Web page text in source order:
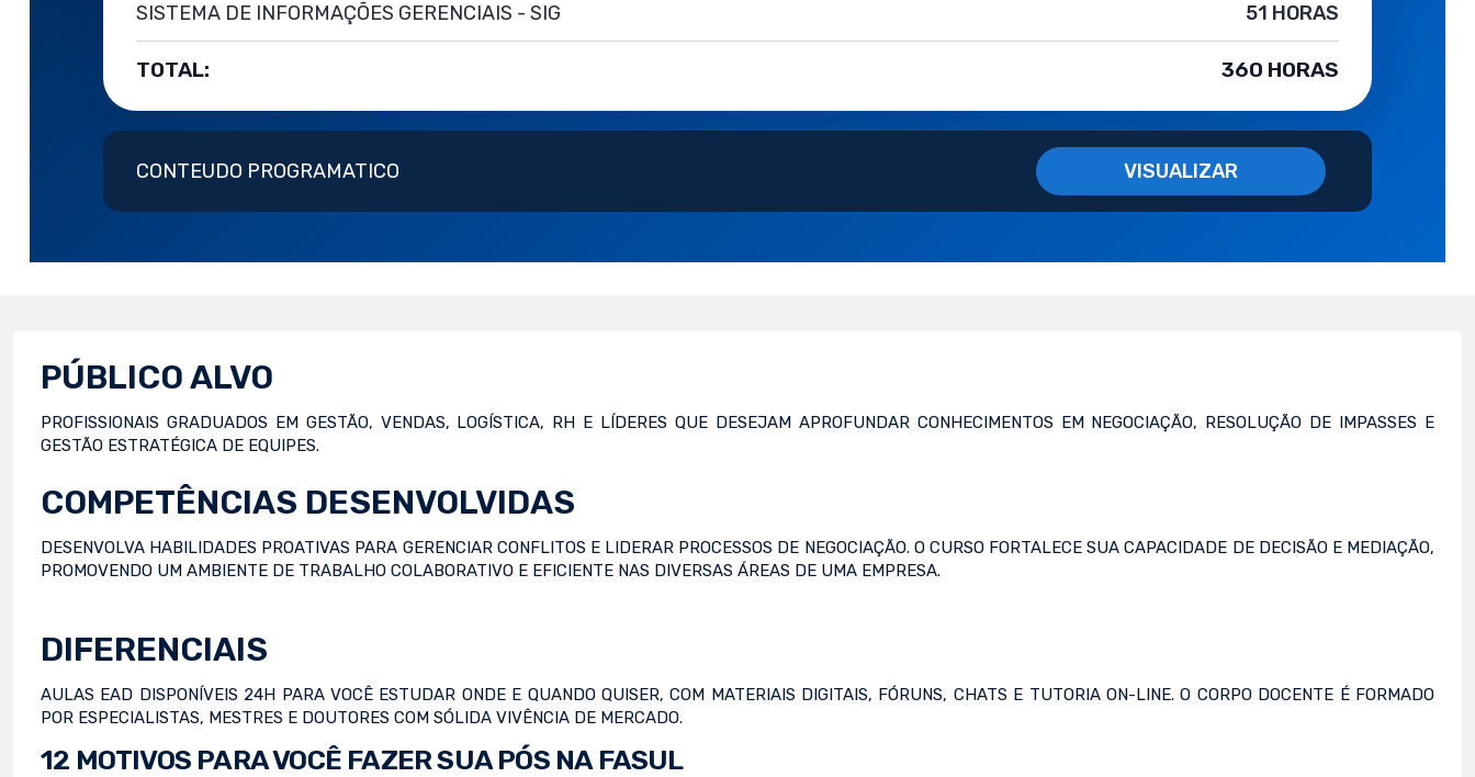
SISTEMA DE INFORMAÇÕES GERENCIAIS - SIG 51 HORAS
TOTAL: 360 HORAS
CONTEUDO PROGRAMATICO VISUALIZAR
PÚBLICO ALVO
PROFISSIONAIS GRADUADOS EM GESTÃO, VENDAS, LOGÍSTICA, RH E LÍDERES QUE DESEJAM APROFUNDAR CONHECIMENTOS EM NEGOCIAÇÃO, RESOLUÇÃO DE IMPASSES E
GESTÃO ESTRATÉGICA DE EQUIPES.
COMPETÊNCIAS DESENVOLVIDAS
DESENVOLVA HABILIDADES PROATIVAS PARA GERENCIAR CONFLITOS E LIDERAR PROCESSOS DE NEGOCIAÇÃO. O CURSO FORTALECE SUA CAPACIDADE DE DECISÃO E MEDIAÇÃO,
PROMOVENDO UM AMBIENTE DE TRABALHO COLABORATIVO E EFICIENTE NAS DIVERSAS ÁREAS DE UMA EMPRESA.
DIFERENCIAIS
AULAS EAD DISPONÍVEIS 24H PARA VOCÊ ESTUDAR ONDE E QUANDO QUISER, COM MATERIAIS DIGITAIS, FÓRUNS, CHATS E TUTORIA ON-LINE. O CORPO DOCENTE É FORMADO
POR ESPECIALISTAS, MESTRES E DOUTORES COM SÓLIDA VIVÊNCIA DE MERCADO.
12 MOTIVOS PARA VOCÊ FAZER SUA PÓS NA FASUL